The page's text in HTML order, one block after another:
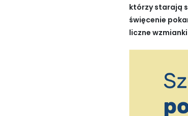
którzy starają
święcenie
liczne